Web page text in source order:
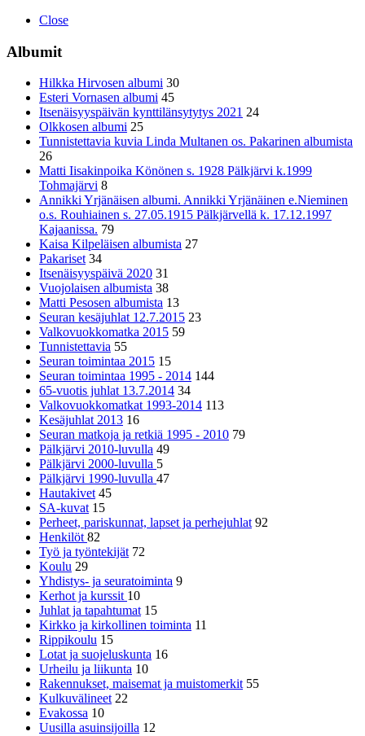
Close
Albumit
Hilkka Hirvosen albumi 30
Esteri Vornasen albumi 45
Itsenäisyyspäivän kynttilänsytytys 2021 24
Olkkosen albumi 25
Tunnistettavia kuvia Linda Multanen os. Pakarinen albumista
26
Matti Iisakinpoika Könönen s. 1928 Pälkjärvi k.1999
Tohmajärvi 8
Annikki Yrjänäisen albumi. Annikki Yrjänäinen e.Nieminen
o.s. Rouhiainen s. 27.05.1915 Pälkjärvellä k. 17.12.1997
Kajaanissa. 79
Kaisa Kilpeläisen albumista 27
Pakariset 34
Itsenäisyyspäivä 2020 31
Vuojolaisen albumista 38
Matti Pesosen albumista 13
Seuran kesäjuhlat 12.7.2015 23
Valkovuokkomatka 2015 59
Tunnistettavia 55
Seuran toimintaa 2015 15
Seuran toimintaa 1995 - 2014 144
65-vuotis juhlat 13.7.2014 34
Valkovuokkomatkat 1993-2014 113
Kesäjuhlat 2013 16
Seuran matkoja ja retkiä 1995 - 2010 79
Pälkjärvi 2010-luvulla 49
Pälkjärvi 2000-luvulla 5
Pälkjärvi 1990-luvulla 47
Hautakivet 45
SA-kuvat 15
Perheet, pariskunnat, lapset ja perhejuhlat 92
Henkilöt82
Työ ja työntekijät 72
Koulu 29
Yhdistys- ja seuratoiminta 9
Kerhot ja kurssit 10
Juhlat ja tapahtumat 15
Kirkko ja kirkollinen toiminta 11
Rippikoulu 15
Lotat ja suojeluskunta 16
Urheilu ja liikunta 10
Rakennukset, maisemat ja muistomerkit 55
Kulkuvälineet 22
Evakossa 10
Uusilla asuinsijoilla 12